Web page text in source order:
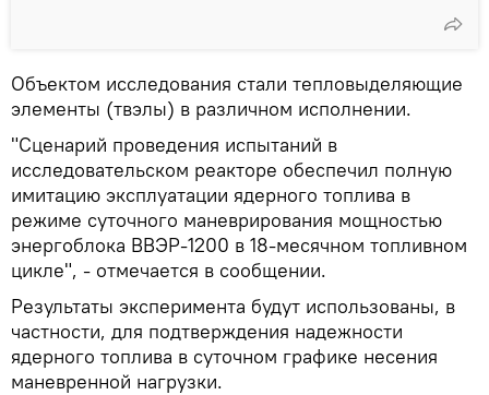
Объектом исследования стали тепловыделяющие
элементы (твэлы) в различном исполнении.
"Сценарий проведения испытаний в
исследовательском реакторе обеспечил полную
имитацию эксплуатации ядерного топлива в
режиме суточного маневрирования мощностью
энергоблока ВВЭР-1200 в 18-месячном топливном
цикле", - отмечается в сообщении.
Результаты эксперимента будут использованы, в
частности, для подтверждения надежности
ядерного топлива в суточном графике несения
маневренной нагрузки.